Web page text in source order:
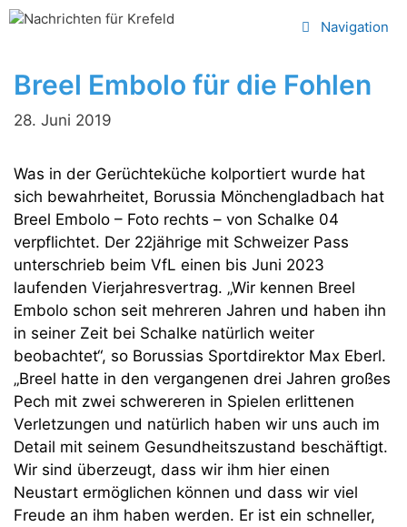
Zum
Navigation
Breel Embolo für die Fohlen
28. Juni 2019
Was in der Gerüchteküche kolportiert wurde hat
sich bewahrheitet, Borussia Mönchengladbach hat
Breel Embolo – Foto rechts – von Schalke 04
verpflichtet. Der 22jährige mit Schweizer Pass
unterschrieb beim VfL einen bis Juni 2023
laufenden Vierjahresvertrag. „Wir kennen Breel
Embolo schon seit mehreren Jahren und haben ihn
in seiner Zeit bei Schalke natürlich weiter
beobachtet“, so Borussias Sportdirektor Max Eberl.
„Breel hatte in den vergangenen drei Jahren großes
Pech mit zwei schwereren in Spielen erlittenen
Verletzungen und natürlich haben wir uns auch im
Detail mit seinem Gesundheitszustand beschäftigt.
Wir sind überzeugt, dass wir ihm hier einen
Neustart ermöglichen können und dass wir viel
Freude an ihm haben werden. Er ist ein schneller,